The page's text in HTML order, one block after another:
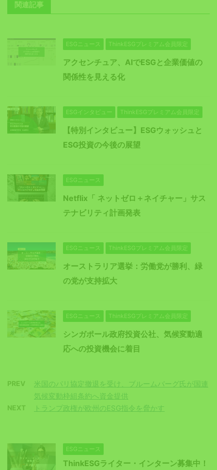
関連記事
ESGニュース ThinkESGプレミアム会員限定
アクセンチュア、AIでESGと企業価値の
関係性を見える化
ESGインタビュー ThinkESGプレミアム会員限定
【特別インタビュー】ESGウォッシュと
ESG投資の今後の展望
ESGニュース
Netflix「 ネットゼロ＋ネイチャー」サス
テナビリティ計画発表
ESGニュース ThinkESGプレミアム会員限定
オーストラリア選挙：労働党が勝利、緑
の党が支持拡大
ESGニュース ThinkESGプレミアム会員限定
シンガポール政府投資公社、気候変動適
応への投資機会に着目
PREV
米国のパリ協定撤退を受け、ブルームバーグ氏が国連
気候変動枠組条約へ資金提供
NEXT トランプ政権が欧州のESG指令を脅かす
ESGニュース
ThinkESGライター・インターン募集中！